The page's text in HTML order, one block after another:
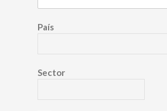
País
Sector